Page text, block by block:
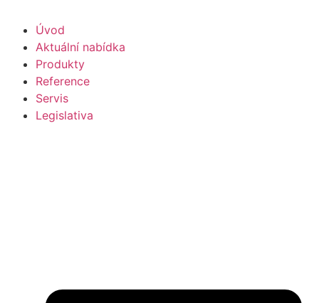
Úvod
Aktuální nabídka
Produkty
Reference
Servis
Legislativa